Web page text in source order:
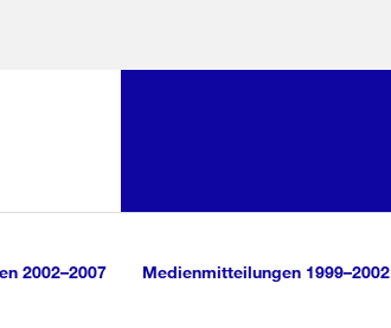
2002–2007 Medienmitteilungen 1999–2002